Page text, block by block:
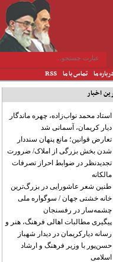
درباره ما تماس با ما RSS
اخبار
استاد محمد نواب‌زاده، چهره ماندگار
دیار کریمان، آسمانی شد
تعارض قوانین؛ مانع پنهان سنددار
شدن بخش بزرگی از املاک/ ضرورت
تجدیدنظر در ضوابط احراز تصرفات
مالکانه
طنین شعر عاشورایی در بزرگ‌ترین
خانه خشتی جهان / سوگواره ملی
چشمه‌سار در رفسنجان
پیگیری مطالبات اهالی فرهنگ، هنر و
رسانه دیارکریمان در دیدار شهباز
حسن‌پور با وزیر فرهنگ و ارشاد
اسلامی